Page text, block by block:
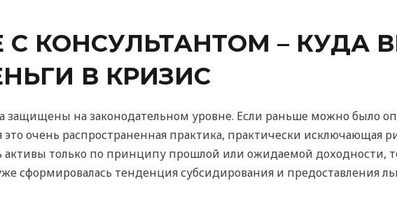
С КОНСУЛЬТАНТОМ – КУДА
В КРИЗИС
защищены на законодательном уровне. Если раньше можно было
очень распространенная практика, практически исключающая
активы только по принципу прошлой или ожидаемой доходности,
сформировалась тенденция субсидирования и предоставления